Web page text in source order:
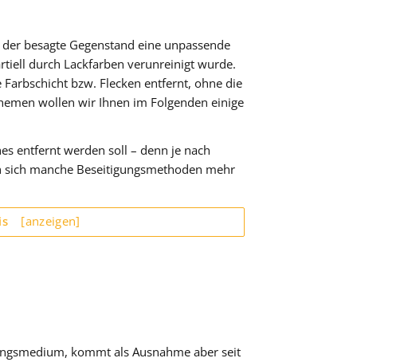
besagte Gegenstand eine unpassende
durch Lackfarben verunreinigt wurde.
bzw. Flecken entfernt, ohne die
wollen wir Ihnen im Folgenden einige
entfernt werden soll – denn je nach
manche Beseitigungsmethoden mehr
[anzeigen]
kommt als Ausnahme aber seit